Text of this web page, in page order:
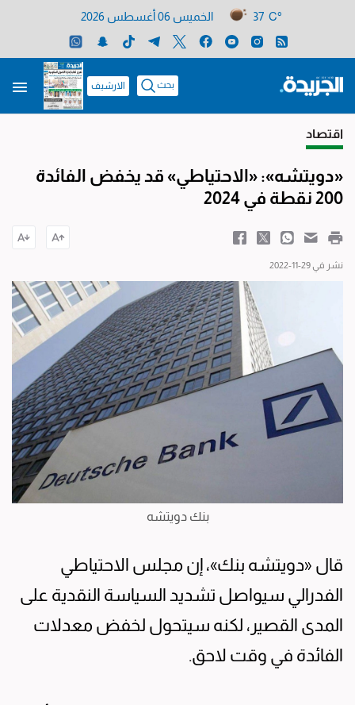
37 C° الخميس 06 أغسطس 2026
بحث الارشيف
اقتصاد
«دويتشه»: «الاحتياطي» قد يخفض الفائدة
200 نقطة في 2024
نشر في 29-11-2022
بنك دويتشه
قال «دويتشه بنك»، إن مجلس الاحتياطي
الفدرالي سيواصل تشديد السياسة النقدية على
المدى القصير، لكنه سيتحول لخفض معدلات
الفائدة في وقت لاحق.